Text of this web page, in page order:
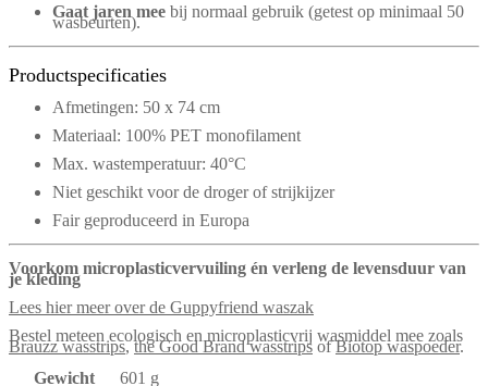
Gaat jaren mee bij normaal gebruik (getest op minimaal 50
wasbeurten).
Productspecificaties
Afmetingen: 50 x 74 cm
Materiaal: 100% PET monofilament
Max. wastemperatuur: 40°C
Niet geschikt voor de droger of strijkijzer
Fair geproduceerd in Europa
Voorkom microplasticvervuiling én verleng de levensduur van
je kleding
Lees hier meer over de Guppyfriend waszak
Bestel meteen ecologisch en microplasticvrij wasmiddel mee zoals
Brauzz wasstrips,the Good Brand wasstrips ofBiotop waspoeder.
Gewicht
601 g